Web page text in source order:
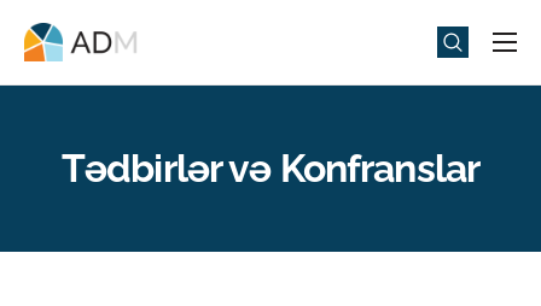
Universitet
MediaTədbirlər və Konfranslar